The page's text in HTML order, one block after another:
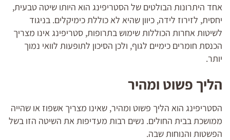
אחד היתרונות הבולטים של הסטריפינג הוא היותו שיטה טבעית,
יחסית, לזירוז לידה, כיוון שהיא לא כוללת כימיקלים. בניגוד
לשיטות אחרות הכוללות שימוש בתרופות, סטריפינג אינו מצריך
הכנסת חומרים כימיים לגוף, ולכן הסיכון לתופעות לוואי נמוך
יותר.
הליך פשוט ומהיר
הסטריפינג הוא הליך פשוט ומהיר, שאינו מצריך אשפוז או שהייה
ממושכת בבית החולים. נשים רבות מעדיפות את השיטה הזו בשל
הפשטות והנוחות שבה.